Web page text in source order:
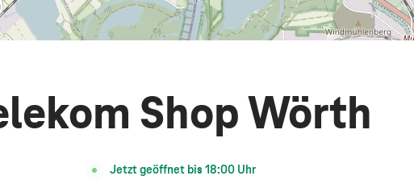
Shop Wörth
Jetzt geöffnet bis 18:00Uhr